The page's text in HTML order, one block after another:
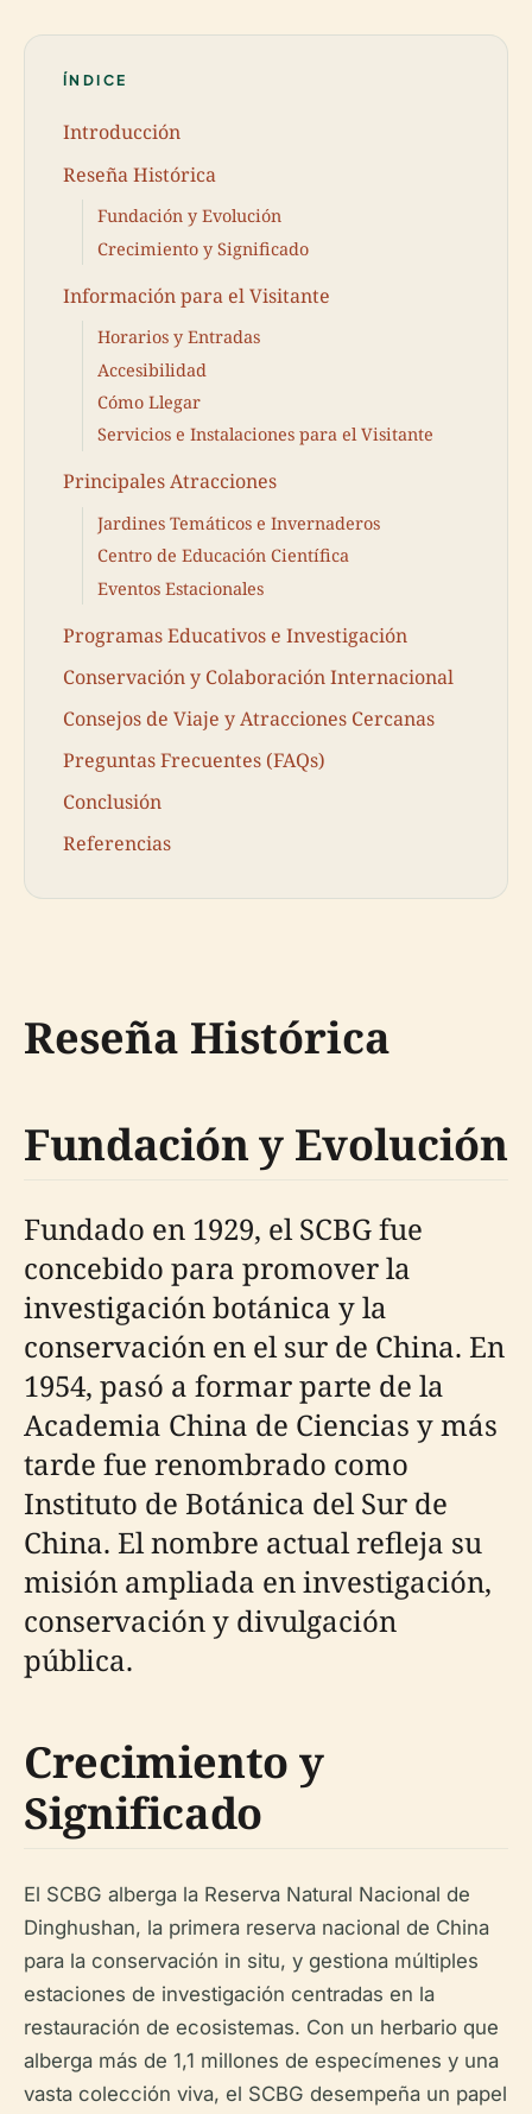
ÍNDICE
Introducción
Reseña Histórica
Fundación y Evolución
Crecimiento y Significado
Información para el Visitante
Horarios y Entradas
Accesibilidad
Cómo Llegar
Servicios e Instalaciones para el Visitante
Principales Atracciones
Jardines Temáticos e Invernaderos
Centro de Educación Científica
Eventos Estacionales
Programas Educativos e Investigación
Conservación y Colaboración Internacional
Consejos de Viaje y Atracciones Cercanas
Preguntas Frecuentes (FAQs)
Conclusión
Referencias
Reseña Histórica
Fundación y Evolución
Fundado en 1929, el SCBG fue
concebido para promover la
investigación botánica y la
conservación en el sur de China. En
1954, pasó a formar parte de la
Academia China de Ciencias y más
tarde fue renombrado como
Instituto de Botánica del Sur de
China. El nombre actual refleja su
misión ampliada en investigación,
conservación y divulgación
pública.
Crecimiento y
Significado
El SCBG alberga la Reserva Natural Nacional de
Dinghushan, la primera reserva nacional de China
para la conservación in situ, y gestiona múltiples
estaciones de investigación centradas en la
restauración de ecosistemas. Con un herbario que
alberga más de 1,1 millones de especímenes y una
vasta colección viva, el SCBG desempeña un papel